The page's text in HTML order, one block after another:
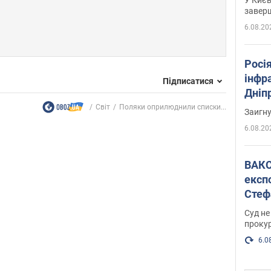
Підписатися
Світ Поляки оприлюднили списки...
ВАКС обрав
Суд